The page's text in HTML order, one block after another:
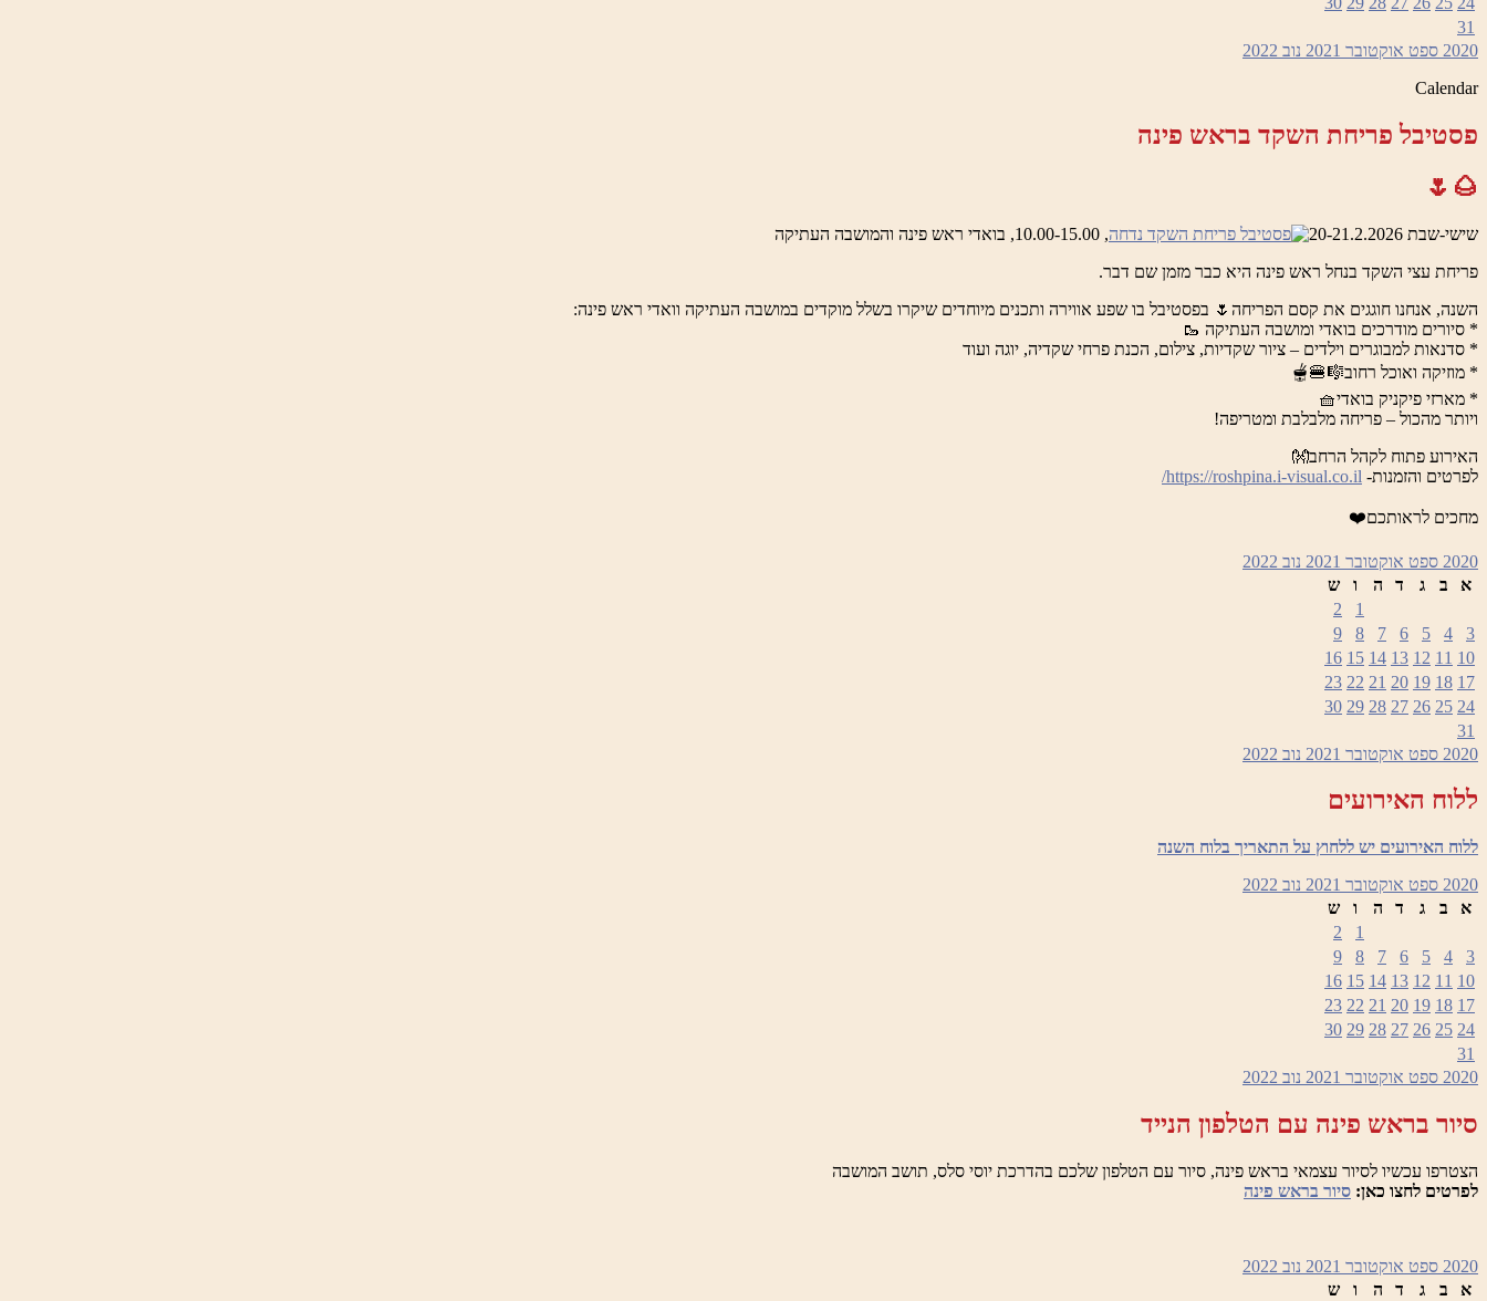
31
2020 ספט אוקטובר 2021 נוב 2022
Calendar
פסטיבל פריחת השקד בראש פינה
🌰🌷
שישי-שבת 20-21.2.2026
, 10.00-15.00, בואדי ראש פינה והמושבה העתיקה
פריחת עצי השקד בנחל ראש פינה היא כבר מזמן שם דבר.
השנה, אנחנו חוגגים את קסם הפריחה🌷 בפסטיבל בו שפע אווירה ותכנים מיוחדים שיקרו בשלל מוקדים במושבה העתיקה וואדי ראש פינה:
* סיורים מודרכים בואדי ומושבה העתיקה 🥾
* סדנאות למבוגרים וילדים – ציור שקדיות, צילום, הכנת פרחי שקדיה, יוגה ועוד
* מוזיקה ואוכל רחוב🎼🍔🫕
* מארזי פיקניק בואדי🧺
ויותר מהכול – פריחה מלבלבת ומטריפה!
האירוע פתוח לקהל הרחב👐
לפרטים והזמנות- https://roshpina.i-visual.co.il/
מחכים לראותכם❤️
2020 ספט אוקטובר 2021 נוב 2022
א
ב ג ד ה ו
ש
1
2
3
4
5
6
7
8
9
10
11
12
13
14
15
16
17
18
19
20
21
22
23
24
25
26
27
28
29
30
31
2020 ספט אוקטובר 2021 נוב 2022
ללוח האירועים
ללוח האירועים יש ללחוץ על התאריך בלוח השנה
2020 ספט אוקטובר 2021 נוב 2022
א
ב ג ד ה ו
ש
1
2
3
4
5
6
7
8
9
10
11
12
13
14
15
16
17
18
19
20
21
22
23
24
25
26
27
28
29
30
31
2020 ספט אוקטובר 2021 נוב 2022
סיור בראש פינה עם הטלפון הנייד
הצטרפו עכשיו לסיור עצמאי בראש פינה, סיור עם הטלפון שלכם בהדרכת יוסי סלס, תושב המושבה
לפרטים לחצו כאן: סיור בראש פינה
2020 ספט אוקטובר 2021 נוב 2022
א
ב ג ד ה ו
ש